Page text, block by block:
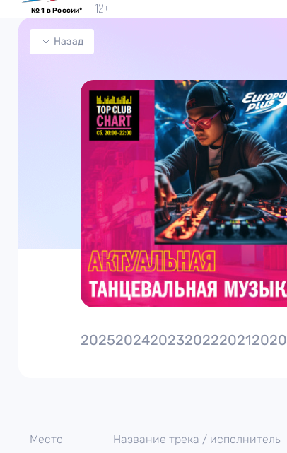
№ 1 в России*
Назад
202520242023202220212020
Место Название трека / исполнитель